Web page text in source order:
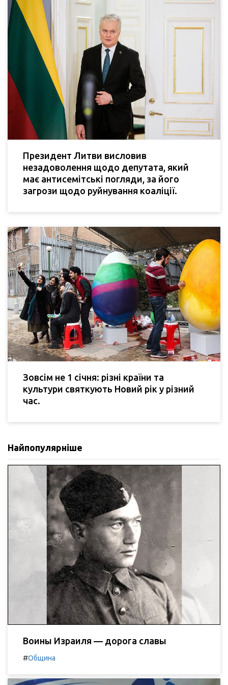
Президент Литви висловив
незадоволення щодо депутата, який
має антисемітські погляди, за його
загрози щодо руйнування коаліції.
Зовсім не 1 січня: різні країни та
культури святкують Новий рік у різний
час.
Найпопулярніше
Воины Израиля — дорога славы
#Община